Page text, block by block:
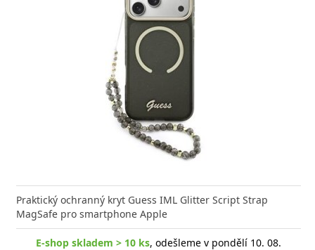
Praktický ochranný kryt Guess IML Glitter Script Strap
MagSafe pro smartphone Apple
E-shop skladem > 10 ks, odešleme v pondělí 10. 08.